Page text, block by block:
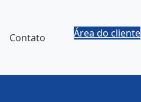
Contato Área do cliente